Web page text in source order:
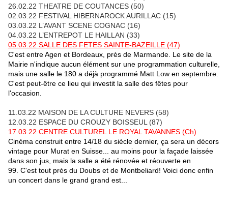
26.02.22 THEATRE DE COUTANCES (50)
02.03.22 FESTIVAL HIBERNAROCK AURILLAC (15)
03.03.22 L’AVANT SCENE COGNAC (16)
04.03.22 L’ENTREPOT LE HAILLAN (33)
05.03.22 SALLE DES FETES SAINTE-BAZEILLE (47)
C'est entre Agen et Bordeaux, près de Marmande. Le site de la
Mairie n'indique aucun élément sur une programmation culturelle,
mais une salle le 180 a déjà programmé Matt Low en septembre.
C'est peut-être ce lieu qui investit la salle des fêtes pour
l'occasion.
11.03.22 MAISON DE LA CULTURE NEVERS (58)
12.03.22 ESPACE DU CROUZY BOISSEUL (87)
17.03.22 CENTRE CULTUREL LE ROYAL TAVANNES (Ch)
Cinéma construit entre 14/18 du siècle dernier, ça sera un décors
vintage pour Murat en Suisse... au moins pour la façade laissée
dans son jus, mais la salle a été rénovée et réouverte en
99. C'est tout près du Doubs et de Montbeliard! Voici donc enfin
un concert dans le grand grand est...